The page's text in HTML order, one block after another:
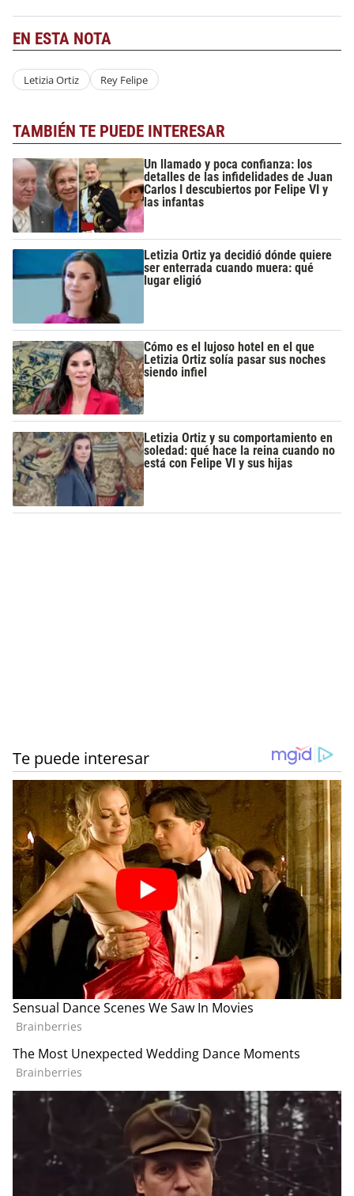
EN ESTA NOTA
Letizia Ortiz Rey Felipe
TAMBIÉN TE PUEDE INTERESAR
Un llamado y poca confianza: los
detalles de las infidelidades de Juan
Carlos I descubiertos por Felipe VI y
las infantas
Letizia Ortiz ya decidió dónde quiere
ser enterrada cuando muera: qué
lugar eligió
Cómo es el lujoso hotel en el que
Letizia Ortiz solía pasar sus noches
siendo infiel
Letizia Ortiz y su comportamiento en
soledad: qué hace la reina cuando no
está con Felipe VI y sus hijas